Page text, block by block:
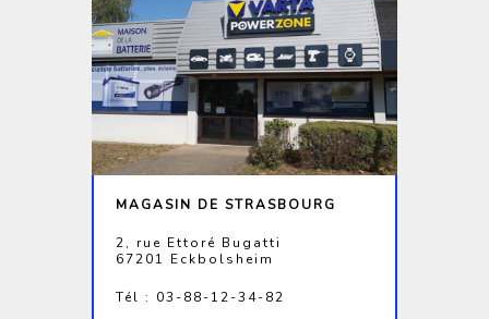
MAGASIN DE STRASBOURG
2, rue Ettoré Bugatti
67201 Eckbolsheim
Tél : 03-88-12-34-82